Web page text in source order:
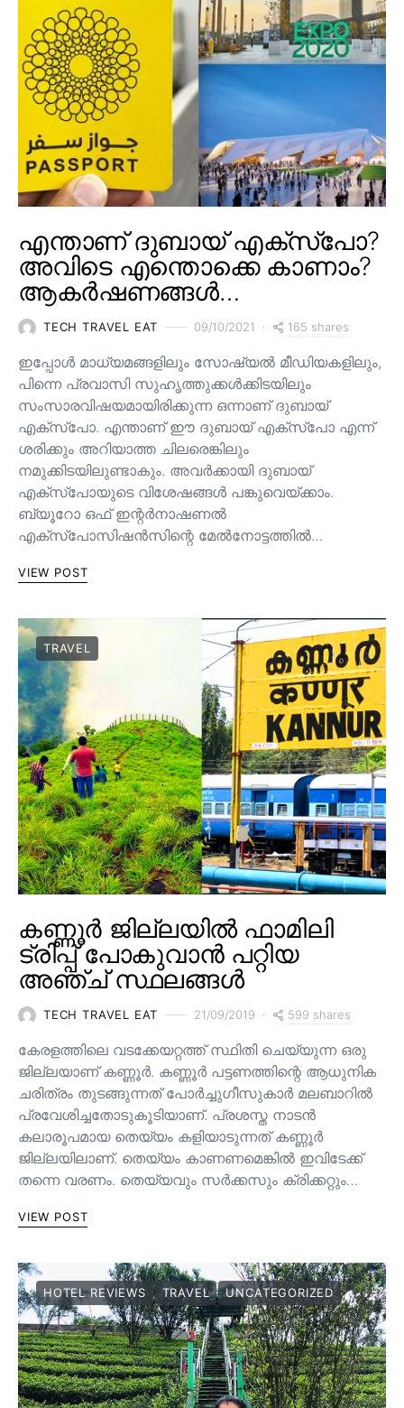
എന്താണ് ദുബായ് എക്സ്പോ?
അവിടെ എന്തൊക്കെ കാണാം?
ആകർഷണങ്ങൾ…
TECH TRAVEL EAT 09/10/2021 165 shares
ഇപ്പോൾ മാധ്യമങ്ങളിലും സോഷ്യൽ മീഡിയകളിലും,
പിന്നെ പ്രവാസി സുഹൃത്തുക്കൾക്കിടയിലും
സംസാരവിഷയമായിരിക്കുന്ന ഒന്നാണ് ദുബായ്
എക്സ്പോ. എന്താണ് ഈ ദുബായ് എക്സ്പോ എന്ന്
ശരിക്കും അറിയാത്ത ചിലരെങ്കിലും
നമുക്കിടയിലുണ്ടാകും. അവർക്കായി ദുബായ്
എക്സ്പോയുടെ വിശേഷങ്ങൾ പങ്കുവെയ്ക്കാം.
ബ്യൂറോ ഒഫ് ഇന്റർനാഷണൽ
എക്സ്പോസിഷൻസിന്റെ മേൽനോട്ടത്തിൽ…
VIEW POST
TRAVEL
കണ്ണൂർ ജില്ലയിൽ ഫാമിലി
ട്രിപ്പ് പോകുവാൻ പറ്റിയ
അഞ്ച് സ്ഥലങ്ങൾ
TECH TRAVEL EAT 21/09/2019 599 shares
കേരളത്തിലെ വടക്കേയറ്റത്ത് സ്ഥിതി ചെയ്യുന്ന ഒരു
ജില്ലയാണ് കണ്ണൂർ. കണ്ണൂർ പട്ടണത്തിന്റെ ആധുനിക
ചരിത്രം തുടങ്ങുന്നത് പോർച്ചുഗീസുകാർ മലബാറിൽ
പ്രവേശിച്ചതോടുകൂടിയാണ്. പ്രശസ്ത നാടൻ
കലാരൂപമായ തെയ്യം കളിയാടുന്നത് കണ്ണൂർ
ജില്ലയിലാണ്. തെയ്യം കാണണമെങ്കിൽ ഇവിടേക്ക്
തന്നെ വരണം. തെയ്യവും സര്‍ക്കസും ക്രിക്കറ്റും…
VIEW POST
HOTEL REVIEWS TRAVEL UNCATEGORIZED